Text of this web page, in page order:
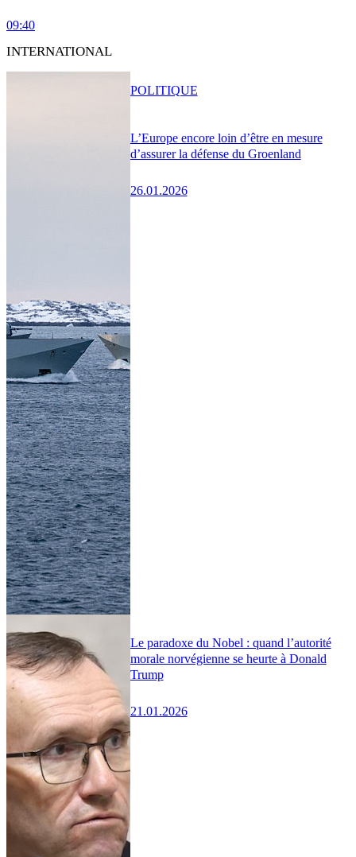
09:40
INTERNATIONAL
L’Europe encore loin d’être en mesure
d’assurer la défense du Groenland
26.01.2026
POLITIQUE
Le paradoxe du Nobel : quand l’autorité
morale norvégienne se heurte à Donald
Trump
21.01.2026